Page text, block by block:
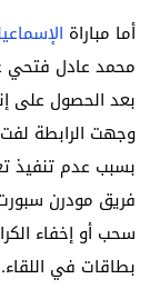
أما مباراة
بعد الحصول على
بسبب عدم تنفيذ
بطاقات في اللقاء.